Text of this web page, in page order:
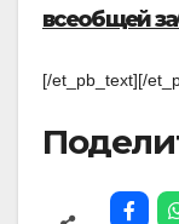
всеобщей
[/et_pb_text][/